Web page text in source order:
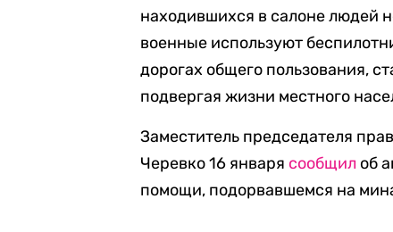
находившихся в салоне людей
военные используют
дорогах общего пользования,
подвергая жизни местного
Заместитель председателя
Черевко 16 января сообщил об
помощи, подорвавшемся на